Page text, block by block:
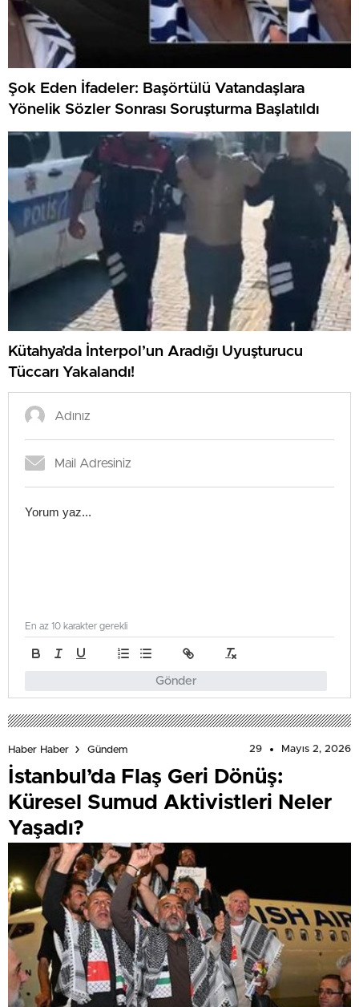
Şok Eden İfadeler: Başörtülü Vatandaşlara
Yönelik Sözler Sonrası Soruşturma Başlatıldı
Kütahya’da İnterpol’un Aradığı Uyuşturucu
Tüccarı Yakalandı!
Gönder
En az 10 karakter gerekli
Haber Haber Gündem 29 Mayıs 2, 2026
İstanbul’da Flaş Geri Dönüş:
Küresel Sumud Aktivistleri Neler
Yaşadı?